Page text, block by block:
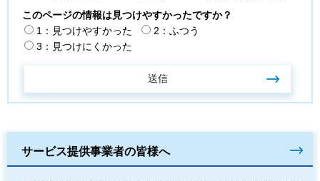
このページの情報は見つけやすかったですか？
1：見つけやすかった
2：ふつう
3：見つけにくかった
サービス提供事業者の皆様へ